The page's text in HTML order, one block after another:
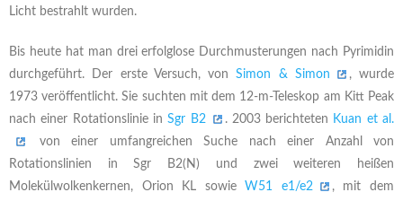
Licht bestrahlt wurden.
Bis heute hat man drei erfolglose Durchmusterungen nach Pyrimidin
durchgeführt. Der erste Versuch, vonSimon & Simon
, wurde
1973 veröffentlicht. Sie suchten mit dem 12-m-Teleskop am Kitt Peak
nach einer Rotationslinie inSgr B2 . 2003 berichteten Kuan et al.
von einer umfangreichen Suche nach einer Anzahl von
Rotationslinien in Sgr B2(N) und zwei weiteren heißen
Molekülwolkenkernen, Orion KL sowieW51 e1/e2
, mit dem